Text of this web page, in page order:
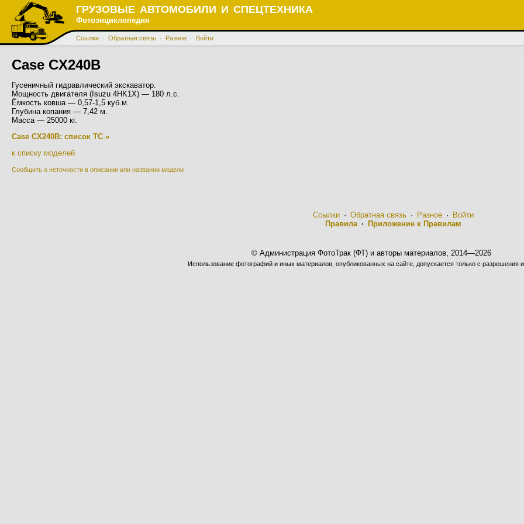
ГРУЗОВЫЕ АВТОМОБИЛИ И СПЕЦТЕХНИКА
Фотоэнциклопедия
Ссылки · Обратная связь · Разное · Войти
Case CX240B
Гусеничный гидравлический экскаватор.
Мощность двигателя (Isuzu 4HK1X) — 180 л.с.
Ёмкость ковша — 0,57-1,5 куб.м.
Глубина копания — 7,42 м.
Масса — 25000 кг.
Case CX240B: список ТС »
к списку моделей
Сообщить о неточности в описании или названии модели
Ссылки· Обратная связь· Разное·
Войти
Правила· Приложение к Правилам
© Администрация ФотоТрак (ФТ) и авторы материалов, 2014—2026
Использование фотографий и иных материалов, опубликованных на сайте, допускается только с разрешения